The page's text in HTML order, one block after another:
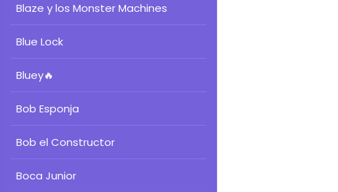
Blaze y los Monster Machines
Blue Lock
Bluey🔥
Bob Esponja
Bob el Constructor
Boca Junior